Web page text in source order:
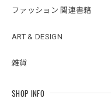
ファッション 関連書籍
ART & DESIGN
雑貨
SHOP INFO